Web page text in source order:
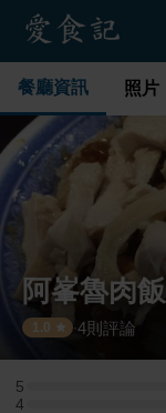
餐廳資訊 照片
阿峯魯肉飯
1.0 ·4則評論
5
5 星：0 則評論
4